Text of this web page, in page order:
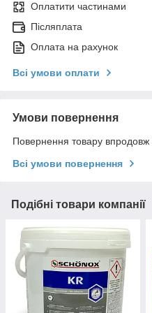
Оплатити частинами
Післяплата
Оплата на рахунок
Всі умови оплати
Умови повернення
Повернення товару впродовж
Всі умови повернення
Подібні товари компанії